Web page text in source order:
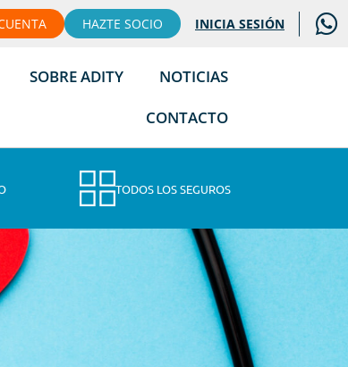
HAZTE SOCIO INICIA SESIÓN
SOBRE ADITY
NOTICIAS
CONTACTO
TODOS LOS SEGUROS